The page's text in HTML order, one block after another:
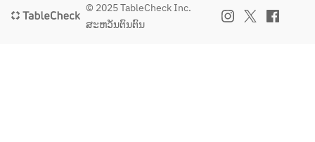
© 2025 TableCheck Inc.
ສະຫວັນຕົນຕົນ